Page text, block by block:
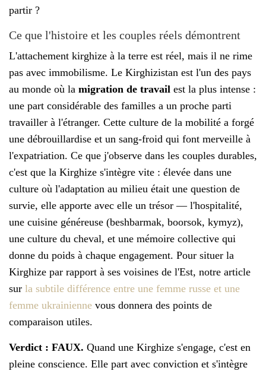
partir ?
Ce que l'histoire et les couples réels démontrent
L'attachement kirghize à la terre est réel, mais il ne rime
pas avec immobilisme. Le Kirghizistan est l'un des pays
au monde où la migration de travail est la plus intense :
une part considérable des familles a un proche parti
travailler à l'étranger. Cette culture de la mobilité a forgé
une débrouillardise et un sang-froid qui font merveille à
l'expatriation. Ce que j'observe dans les couples durables,
c'est que la Kirghize s'intègre vite : élevée dans une
culture où l'adaptation au milieu était une question de
survie, elle apporte avec elle un trésor — l'hospitalité,
une cuisine généreuse (beshbarmak, boorsok, kymyz),
une culture du cheval, et une mémoire collective qui
donne du poids à chaque engagement. Pour situer la
Kirghize par rapport à ses voisines de l'Est, notre article
sur la subtile différence entre une femme russe et une
femme ukrainienne vous donnera des points de
comparaison utiles.
Verdict : FAUX. Quand une Kirghize s'engage, c'est en
pleine conscience. Elle part avec conviction et s'intègre